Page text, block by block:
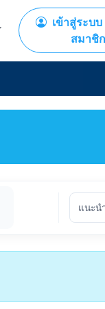
เข้าสู่ระบ
สมาชิก